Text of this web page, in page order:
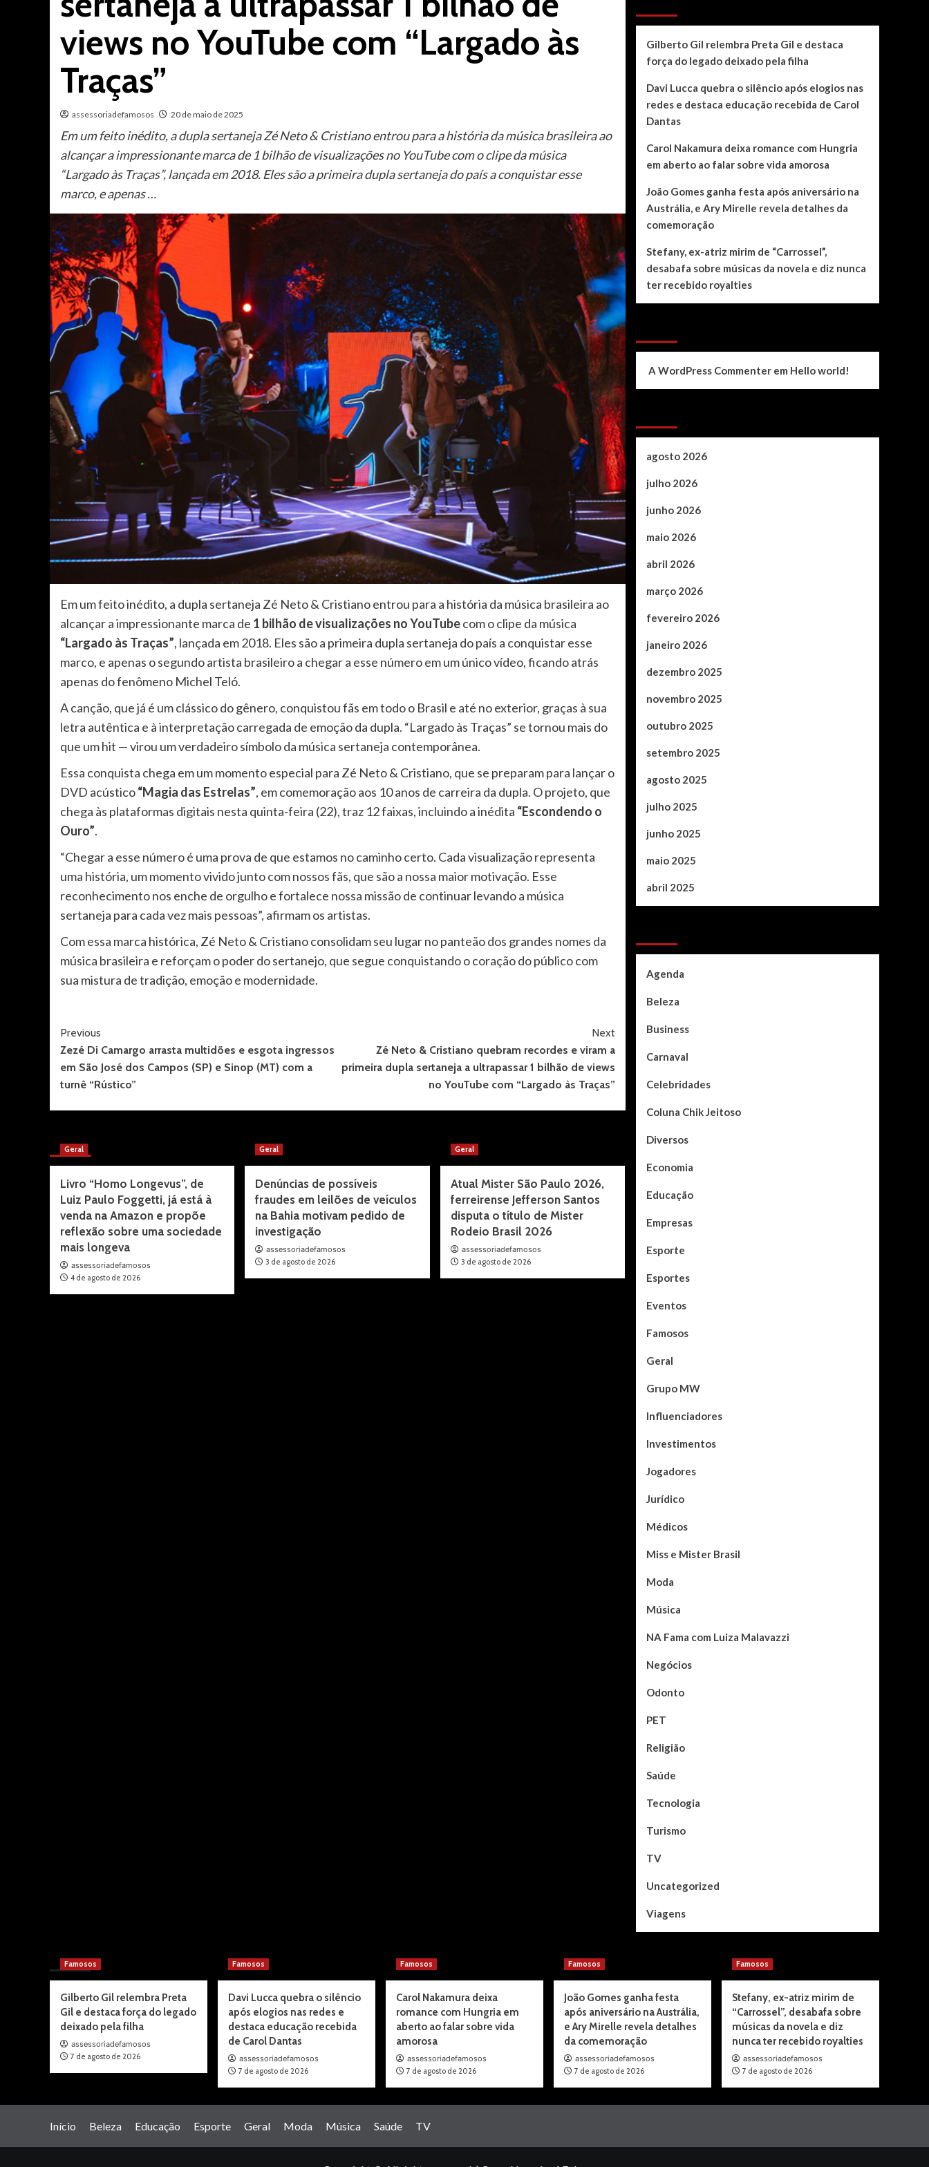
views no YouTube com “Largado às
Traças”
assessoriadefamosos 20 de maio de 2025
Em um feito inédito, a dupla sertaneja Zé Neto & Cristiano entrou para a história da música brasileira ao
alcançar a impressionante marca de 1 bilhão de visualizações no YouTube com o clipe da música
“Largado às Traças”, lançada em 2018. Eles são a primeira dupla sertaneja do país a conquistar esse
marco, e apenas …
Em um feito inédito, a dupla sertaneja Zé Neto & Cristiano entrou para a história da música brasileira ao
alcançar a impressionante marca de 1 bilhão de visualizações no YouTubecom o clipe da música
“Largado às Traças”, lançada em 2018. Eles são a primeira dupla sertaneja do país a conquistar esse
marco, e apenas o segundo artista brasileiro a chegar a esse número em um único vídeo, ficando atrás
apenas do fenômeno Michel Teló.
A canção, que já é um clássico do gênero, conquistou fãs em todo o Brasil e até no exterior, graças à sua
letra autêntica e à interpretação carregada de emoção da dupla. “Largado às Traças” se tornou mais do
que um hit — virou um verdadeiro símbolo da música sertaneja contemporânea.
Essa conquista chega em um momento especial para Zé Neto & Cristiano, que se preparam para lançar o
DVD acústico“Magia das Estrelas”, em comemoração aos 10 anos de carreira da dupla. O projeto, que
chega às plataformas digitais nesta quinta-feira (22), traz 12 faixas, incluindo a inédita “Escondendo o
Ouro”.
“Chegar a esse número é uma prova de que estamos no caminho certo. Cada visualização representa
uma história, um momento vivido junto com nossos fãs, que são a nossa maior motivação. Esse
reconhecimento nos enche de orgulho e fortalece nossa missão de continuar levando a música
sertaneja para cada vez mais pessoas”, afirmam os artistas.
Com essa marca histórica, Zé Neto & Cristiano consolidam seu lugar no panteão dos grandes nomes da
música brasileira e reforçam o poder do sertanejo, que segue conquistando o coração do público com
sua mistura de tradição, emoção e modernidade.
Post
Navigation
Previous
Zezé Di Camargo arrasta multidões e esgota ingressos
em São José dos Campos (SP) e Sinop (MT) com a
turnê “Rústico”
Next
Zé Neto & Cristiano quebram recordes e viram a
primeira dupla sertaneja a ultrapassar 1 bilhão de views
no YouTube com “Largado às Traças”
More Stories
Geral
Livro “Homo Longevus”, de
Luiz Paulo Foggetti, já está à
venda na Amazon e propõe
reflexão sobre uma sociedade
mais longeva
assessoriadefamosos
4 de agosto de 2026
Geral
Denúncias de possíveis
fraudes em leilões de veículos
na Bahia motivam pedido de
investigação
assessoriadefamosos
3 de agosto de 2026
Geral
Atual Mister São Paulo 2026,
ferreirense Jefferson Santos
disputa o título de Mister
Rodeio Brasil 2026
assessoriadefamosos
3 de agosto de 2026
Gilberto Gil relembra Preta Gil e destaca
força do legado deixado pela filha
Davi Lucca quebra o silêncio após elogios nas
redes e destaca educação recebida de Carol
Dantas
Carol Nakamura deixa romance com Hungria
em aberto ao falar sobre vida amorosa
João Gomes ganha festa após aniversário na
Austrália, e Ary Mirelle revela detalhes da
comemoração
Stefany, ex-atriz mirim de “Carrossel”,
desabafa sobre músicas da novela e diz nunca
ter recebido royalties
A WordPress Commenterem Hello world!
agosto 2026
julho 2026
junho 2026
maio 2026
abril 2026
março 2026
fevereiro 2026
janeiro 2026
dezembro 2025
novembro 2025
outubro 2025
setembro 2025
agosto 2025
julho 2025
junho 2025
maio 2025
abril 2025
Agenda
Beleza
Business
Carnaval
Celebridades
Coluna Chik Jeitoso
Diversos
Economia
Educação
Empresas
Esporte
Esportes
Eventos
Famosos
Geral
Grupo MW
Influenciadores
Investimentos
Jogadores
Jurídico
Médicos
Miss e Mister Brasil
Moda
Música
NA Fama com Luiza Malavazzi
Negócios
Odonto
PET
Religião
Saúde
Tecnologia
Turismo
TV
Uncategorized
Viagens
You may have missed
Famosos
Gilberto Gil relembra Preta
Gil e destaca força do legado
deixado pela filha
assessoriadefamosos
7 de agosto de 2026
Famosos
Davi Lucca quebra o silêncio
após elogios nas redes e
destaca educação recebida
de Carol Dantas
assessoriadefamosos
7 de agosto de 2026
Famosos
Carol Nakamura deixa
romance com Hungria em
aberto ao falar sobre vida
amorosa
assessoriadefamosos
7 de agosto de 2026
Famosos
João Gomes ganha festa
após aniversário na Austrália,
e Ary Mirelle revela detalhes
da comemoração
assessoriadefamosos
7 de agosto de 2026
Famosos
Stefany, ex-atriz mirim de
“Carrossel”, desabafa sobre
músicas da novela e diz
nunca ter recebido royalties
assessoriadefamosos
7 de agosto de 2026
Início Beleza Educação Esporte Geral Moda Música Saúde TV